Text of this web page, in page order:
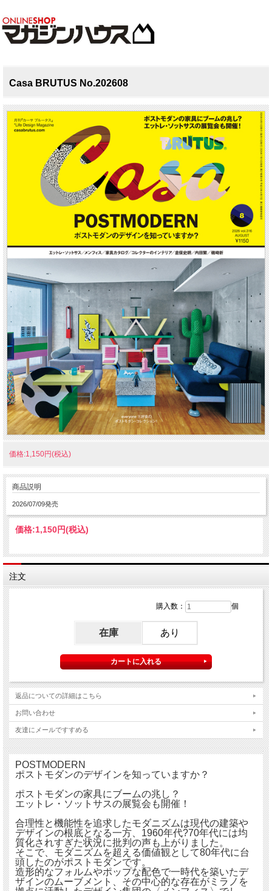
Casa BRUTUS No.202608
価格:1,150円(税込)
商品説明
2026/07/09発売
価格:1,150円(税込)
注文
購入数： 個
在庫 あり
返品についての詳細はこちら
お問い合わせ
友達にメールですすめる
POSTMODERN
ポストモダンのデザインを知っていますか？
ポストモダンの家具にブームの兆し？
エットレ・ソットサスの展覧会も開催！
合理性と機能性を追求したモダニズムは現代の建築や
デザインの根底となる一方、1960年代?70年代には均
質化されすぎた状況に批判の声も上がりました。
そこで、モダニズムを超える価値観として80年代に台
頭したのがポストモダンです。
造形的なフォルムやポップな配色で一時代を築いたデ
ザインのムーブメント、その中心的な存在がミラノを